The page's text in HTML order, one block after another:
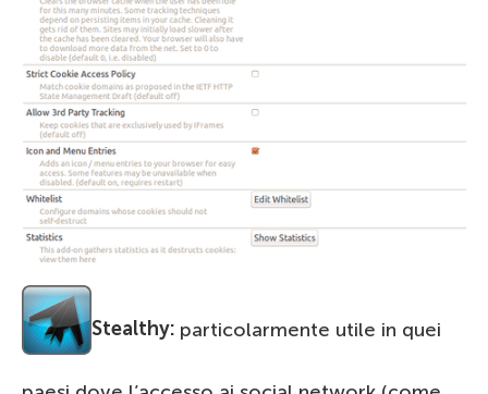
Stealthy: particolarmente utile in quei